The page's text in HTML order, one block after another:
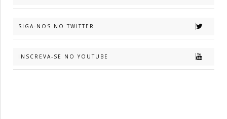
SIGA-NOS NO TWITTER
INSCREVA-SE NO YOUTUBE